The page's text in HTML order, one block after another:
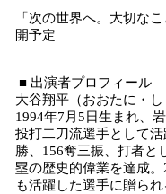
「次の世界へ。大切な
開予定
■ 出演者プロフィール
大谷翔平（おおたに・し
1994年7月5日生まれ、
投打二刀流選手として
勝、156奪三振、打者と
塁の歴史的偉業を達成
も活躍した選手に贈ら